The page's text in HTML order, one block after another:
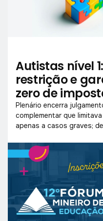
Autistas nível
restrição e
zero de
Plenário encerra
complementar que
apenas a casos graves;